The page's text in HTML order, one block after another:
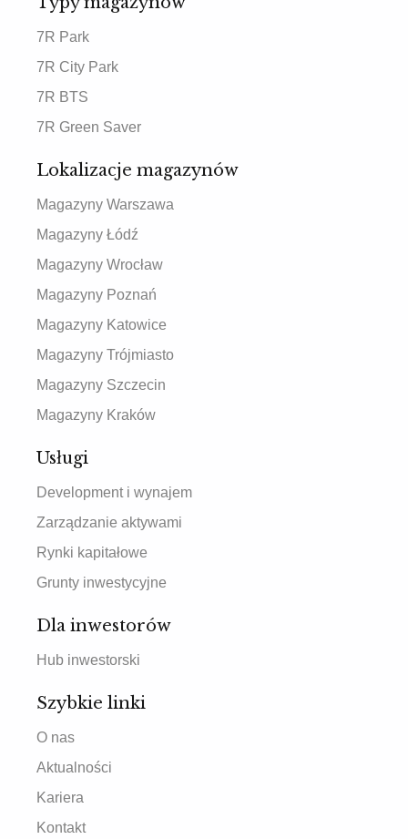
7R Park
7R City Park
7R BTS
7R Green Saver
Lokalizacje magazynów
Magazyny Warszawa
Magazyny Łódź
Magazyny Wrocław
Magazyny Poznań
Magazyny Katowice
Magazyny Trójmiasto
Magazyny Szczecin
Magazyny Kraków
Usługi
Development i wynajem
Zarządzanie aktywami
Rynki kapitałowe
Grunty inwestycyjne
Dla inwestorów
Hub inwestorski
Szybkie linki
O nas
Aktualności
Kariera
Kontakt